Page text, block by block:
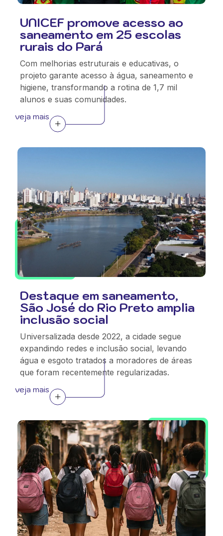
UNICEF promove acesso ao
saneamento em 25 escolas
rurais do Pará
Com melhorias estruturais e educativas, o
projeto garante acesso à água, saneamento e
higiene, transformando a rotina de 1,7 mil
alunos e suas comunidades.
veja mais
Destaque em saneamento,
São José do Rio Preto amplia
inclusão social
Universalizada desde 2022, a cidade segue
expandindo redes e inclusão social, levando
água e esgoto tratados a moradores de áreas
que foram recentemente regularizadas.
veja mais